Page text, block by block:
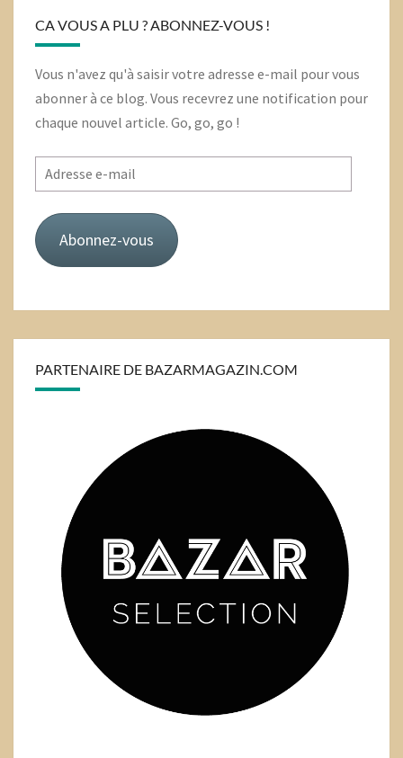
CA VOUS A PLU ? ABONNEZ-VOUS !
Vous n'avez qu'à saisir votre adresse e-mail pour vous
abonner à ce blog. Vous recevrez une notification pour
chaque nouvel article. Go, go, go !
Adresse
e-
mail
Abonnez-vous
PARTENAIRE DE BAZARMAGAZIN.COM